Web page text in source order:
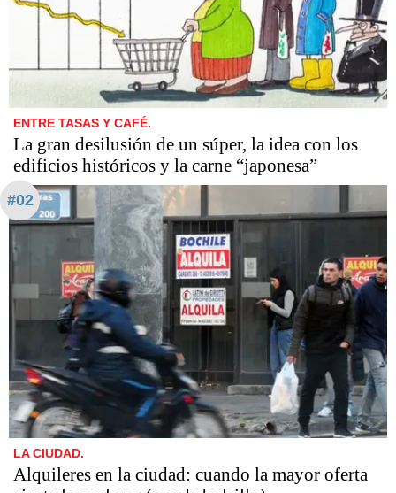
ENTRE TASAS Y CAFÉ.
La gran desilusión de un súper, la idea con los
edificios históricos y la carne “japonesa”
#02
LA CIUDAD.
Alquileres en la ciudad: cuando la mayor oferta